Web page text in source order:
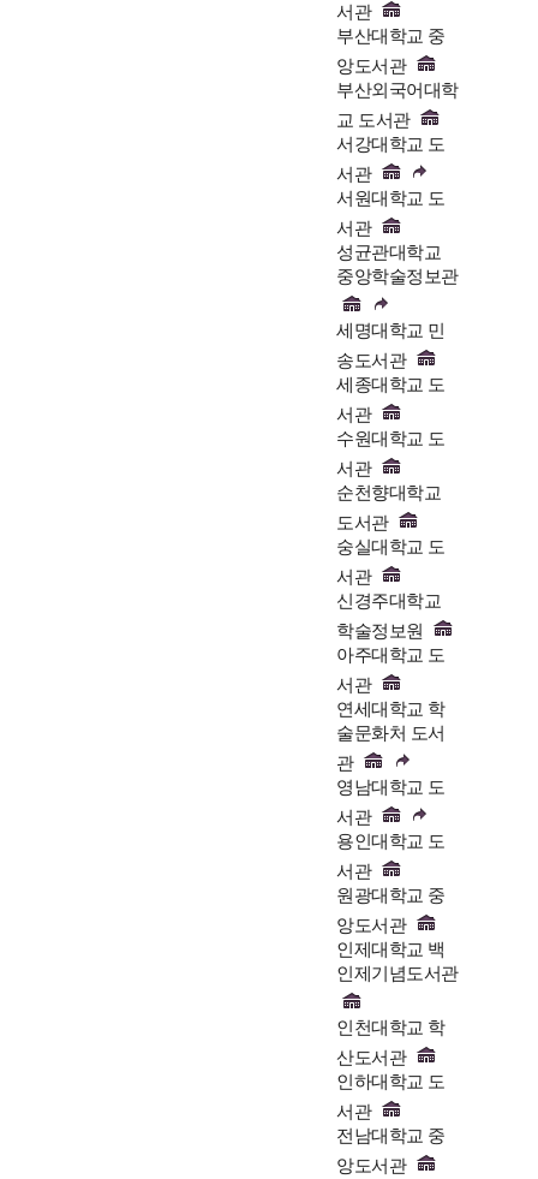
서관
부산대학교 중
앙도서관
부산외국어대학
교 도서관
서강대학교 도
서관
서원대학교 도
서관
성균관대학교
중앙학술정보관
세명대학교 민
송도서관
세종대학교 도
서관
수원대학교 도
서관
순천향대학교
도서관
숭실대학교 도
서관
신경주대학교
학술정보원
아주대학교 도
서관
연세대학교 학
술문화처 도서
관
영남대학교 도
서관
용인대학교 도
서관
원광대학교 중
앙도서관
인제대학교 백
인제기념도서관
인천대학교 학
산도서관
인하대학교 도
서관
전남대학교 중
앙도서관